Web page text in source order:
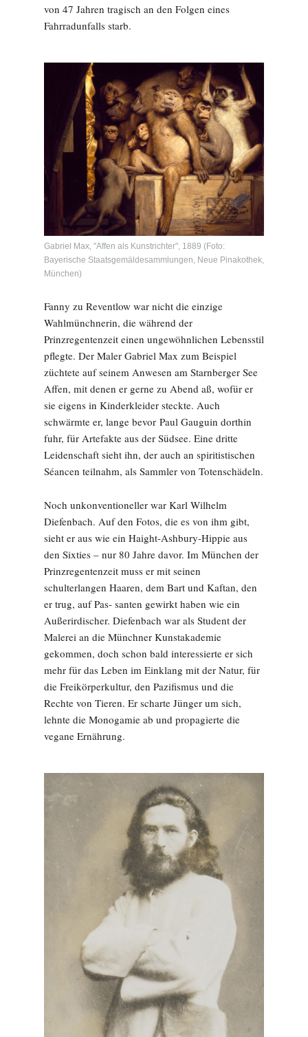
von 47 Jahren tragisch an den Folgen eines
Fahrradunfalls starb.
Gabriel Max, "Affen als Kunstrichter", 1889 (Foto:
Bayerische Staatsgemäldesammlungen, Neue Pinakothek,
München)
Fanny zu Reventlow war nicht die einzige
Wahlmünchnerin, die während der
Prinzregentenzeit einen ungewöhnlichen Lebensstil
pflegte. Der Maler Gabriel Max zum Beispiel
züchtete auf seinem Anwesen am Starnberger See
Affen, mit denen er gerne zu Abend aß, wofür er
sie eigens in Kinderkleider steckte. Auch
schwärmte er, lange bevor Paul Gauguin dorthin
fuhr, für Artefakte aus der Südsee. Eine dritte
Leidenschaft sieht ihn, der auch an spiritistischen
Séancen teilnahm, als Sammler von Totenschädeln.
Noch unkonventioneller war Karl Wilhelm
Diefenbach. Auf den Fotos, die es von ihm gibt,
sieht er aus wie ein Haight-Ashbury-Hippie aus
den Sixties – nur 80 Jahre davor. Im München der
Prinzregentenzeit muss er mit seinen
schulterlangen Haaren, dem Bart und Kaftan, den
er trug, auf Pas- santen gewirkt haben wie ein
Außerirdischer. Diefenbach war als Student der
Malerei an die Münchner Kunstakademie
gekommen, doch schon bald interessierte er sich
mehr für das Leben im Einklang mit der Natur, für
die Freikörperkultur, den Pazifismus und die
Rechte von Tieren. Er scharte Jünger um sich,
lehnte die Monogamie ab und propagierte die
vegane Ernährung.